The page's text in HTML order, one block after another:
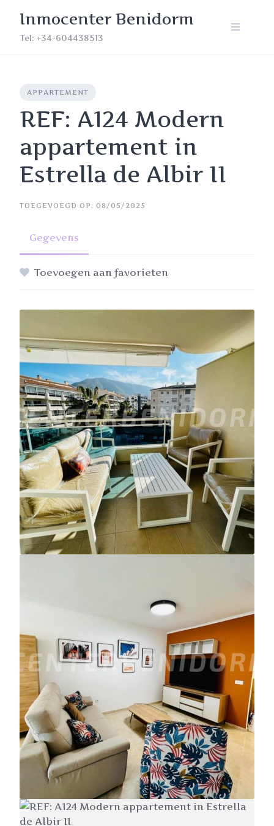
content
Inmocenter Benidorm
Tel: +34-604438513
APPARTEMENT
REF: A124 Modern
appartement in
Estrella de Albir II
TOEGEVOEGD OP: 08/05/2025
Gegevens
Toevoegen aan favorieten